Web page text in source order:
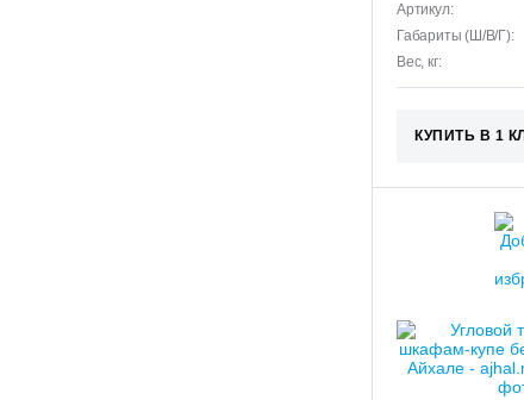
Артикул:
Габариты (Ш/В/Г):
Вес, кг:
КУПИТЬ В 1